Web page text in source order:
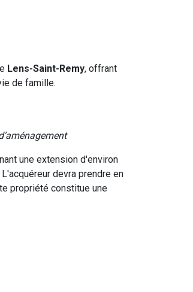
Lens-Saint-Remy, offrant
de famille.
une extension d'environ
devra prendre en
propriété constitue une